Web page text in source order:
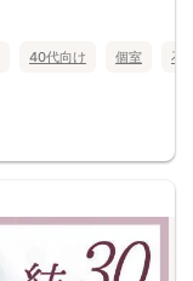
40代向け 個室 石